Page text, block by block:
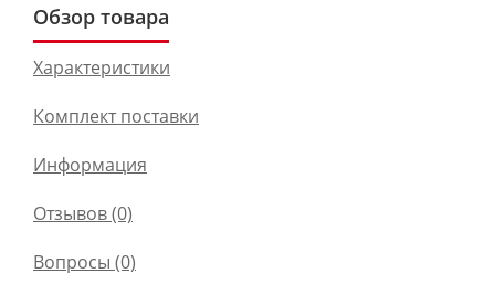
Обзор товара
Характеристики
Комплект поставки
Информация
Отзывов (0)
Вопросы (0)